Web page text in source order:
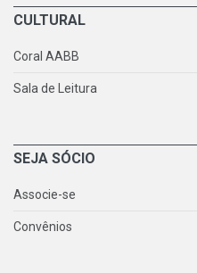
CULTURAL
Coral AABB
Sala de Leitura
SEJA SÓCIO
Associe-se
Convênios